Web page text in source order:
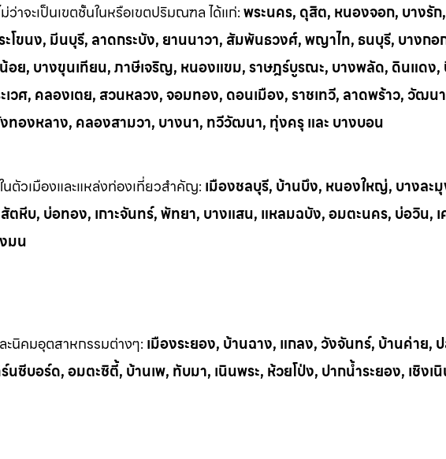
ม่ว่าจะเป็นเขตชั้นในหรือเขตปริมณฑล ได้แก่:พระนคร, ดุสิต, หนองจอก, บางรัก
โขนง, มีนบุรี, ลาดกระบัง, ยานนาวา, สัมพันธวงศ์, พญาไท, ธนบุรี, บางก
ย, บางขุนเทียน, ภาษีเจริญ, หนองแขม, ราษฎร์บูรณะ, บางพลัด, ดินแดง,
วศ, คลองเตย, สวนหลวง, จอมทอง, ดอนเมือง, ราชเทวี, ลาดพร้าว, วัฒน
ทองหลาง, คลองสามวา, บางนา, ทวีวัฒนา, ทุ่งครุ และ บางบอน
ตัวเมืองและแหล่งท่องเที่ยวสำคัญ: เมืองชลบุรี, บ้านบึง, หนองใหญ่, บางละ
หีบ, บ่อทอง, เกาะจันทร์, พัทยา, บางแสน, แหลมฉบัง, อมตะนคร, บ่อวิน,
มน
ะนิคมอุตสาหกรรมต่างๆ: เมืองระยอง, บ้านฉาง, แกลง, วังจันทร์, บ้านค่าย,
ซีบอร์ด, อมตะซิตี้, บ้านเพ, ทับมา, เนินพระ, หวยโป่ง, ปากน้ำระยอง, เชิงเ